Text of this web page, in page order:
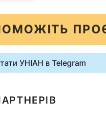
УНІАН в Telegram